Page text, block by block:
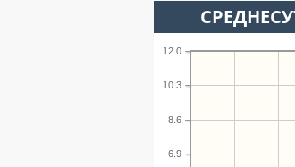
6.9
8.6
10.3
12.0